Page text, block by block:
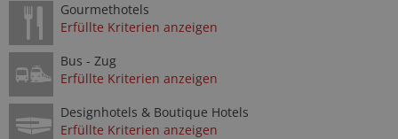
Gourmethotels
Erfüllte Kriterien anzeigen
Bus - Zug
Erfüllte Kriterien anzeigen
Designhotels & Boutique Hotels
Erfüllte Kriterien anzeigen